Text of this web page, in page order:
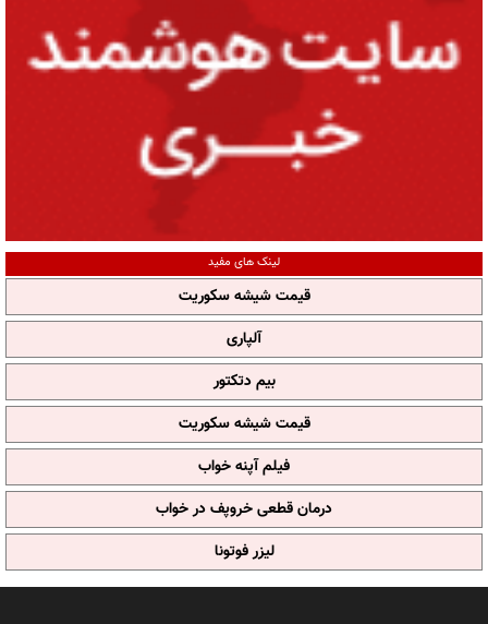
لینک های مفید
قیمت شیشه سکوریت
آلپاری
بیم دتکتور
قیمت شیشه سکوریت
فیلم آپنه خواب
درمان قطعی خروپف در خواب
لیزر فوتونا